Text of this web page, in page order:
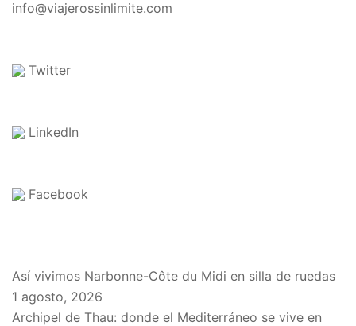
info@viajerossinlimite.com
Twitter
LinkedIn
Facebook
Así vivimos Narbonne-Côte du Midi en silla de ruedas
1 agosto, 2026
Archipel de Thau: donde el Mediterráneo se vive en